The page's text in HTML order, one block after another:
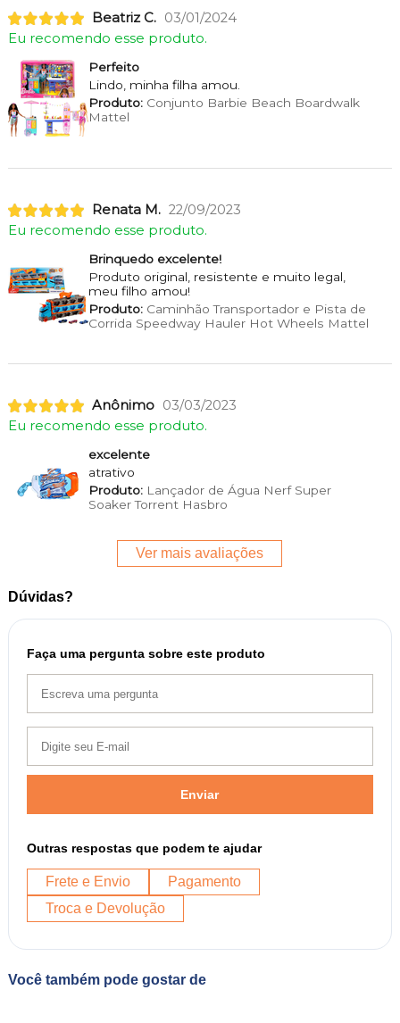
Beatriz C. 03/01/2024
Eu recomendo esse produto.
Perfeito
Lindo, minha filha amou.
Produto:Conjunto Barbie Beach Boardwalk
Mattel
Renata M. 22/09/2023
Eu recomendo esse produto.
Brinquedo excelente!
Produto original, resistente e muito legal,
meu filho amou!
Produto:Caminhão Transportador e Pista de
Corrida Speedway Hauler Hot Wheels Mattel
Anônimo 03/03/2023
Eu recomendo esse produto.
excelente
atrativo
Produto:Lançador de Água Nerf Super
Soaker Torrent Hasbro
Ver mais avaliações
Dúvidas?
Faça uma pergunta sobre este produto
Enviar
Outras respostas que podem te ajudar
Frete e Envio
Pagamento
Troca e Devolução
Você também pode gostar de